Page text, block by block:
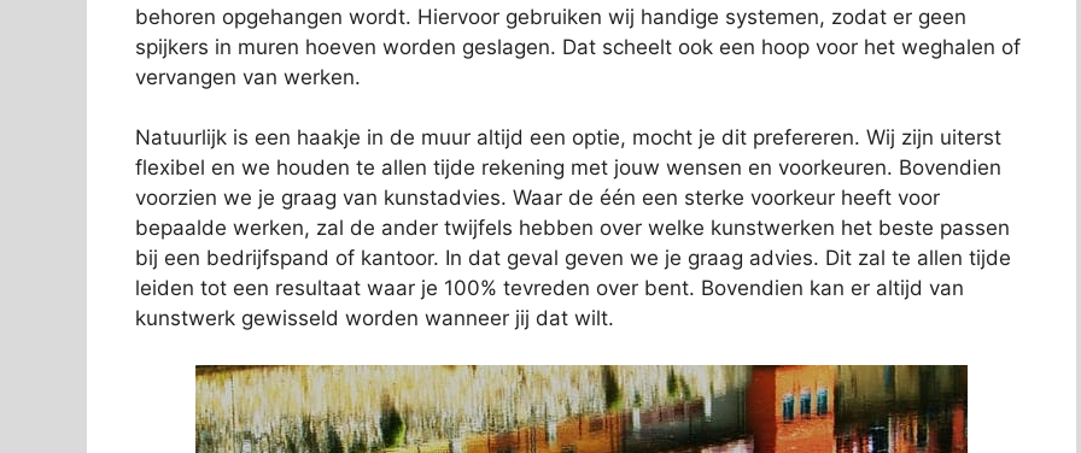
behoren opgehangen wordt. Hiervoor gebruiken wij handige systemen, zodat er geen
spijkers in muren hoeven worden geslagen. Dat scheelt ook een hoop voor het weghalen of
vervangen van werken.
Natuurlijk is een haakje in de muur altijd een optie, mocht je dit prefereren. Wij zijn uiterst
flexibel en we houden te allen tijde rekening met jouw wensen en voorkeuren. Bovendien
voorzien we je graag van kunstadvies. Waar de één een sterke voorkeur heeft voor
bepaalde werken, zal de ander twijfels hebben over welke kunstwerken het beste passen
bij een bedrijfspand of kantoor. In dat geval geven we je graag advies. Dit zal te allen tijde
leiden tot een resultaat waar je 100% tevreden over bent. Bovendien kan er altijd van
kunstwerk gewisseld worden wanneer jij dat wilt.